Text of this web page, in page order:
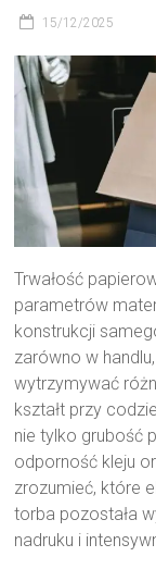
15/12/2025
Trwałość
parametrów
konstrukcji
zarówno w
wytrzymywać
kształt przy
nie tylko grubość
odporność kleju
zrozumieć, które
torba pozostała
nadruku i